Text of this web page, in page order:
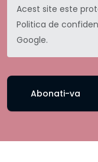
Acest site este
Politica de
Google.
Abonati-va